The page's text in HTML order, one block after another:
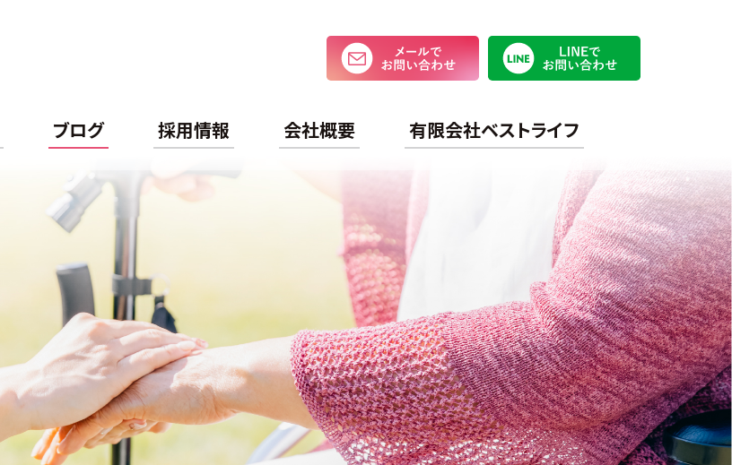
ブログ 採用情報 会社概要 有限会社ベストライフ
メールでお問い合わせ